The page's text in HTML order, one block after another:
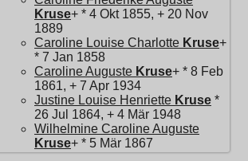
Kruse+ * 4 Okt 1855, + 20 Nov
1889
Caroline Louise Charlotte Kruse+
* 7 Jan 1858
Caroline Auguste Kruse+ * 8 Feb
1861, + 7 Apr 1934
Justine Louise Henriette Kruse *
26 Jul 1864, + 4 Mär 1948
Wilhelmine Caroline Auguste
Kruse+ * 5 Mär 1867